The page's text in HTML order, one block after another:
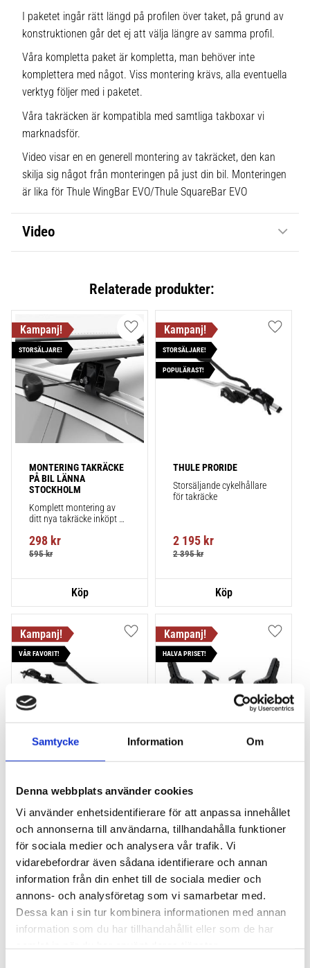
Samtycke Information Om
Denna webbplats använder cookies
Vi använder enhetsidentifierare för att anpassa innehållet
och annonserna till användarna, tillhandahålla funktioner
för sociala medier och analysera vår trafik. Vi
vidarebefordrar även sådana identifierare och annan
information från din enhet till de sociala medier och
annons- och analysföretag som vi samarbetar med.
Dessa kan i sin tur kombinera informationen med annan
information som du har tillhandahållit eller som de har
I paketet ingår rätt längd på profilen över taket, på grund av
konstruktionen går det ej att välja längre av samma profil.
Våra kompletta paket är kompletta, man behöver inte
komplettera med något. Viss montering krävs, alla eventuella
verktyg följer med i paketet.
Våra takräcken är kompatibla med samtliga takboxar vi
marknadsför.
Video visar en en generell montering av takräcket, den kan
skilja sig något från monteringen på just din bil. Monteringen
är lika för Thule WingBar EVO/Thule SquareBar EVO
Video
Relaterade produkter:
MONTERING TAKRÄCKE
PÅ BIL LÄNNA
STOCKHOLM
Komplett montering av
ditt nya takräcke inköpt
montering på din bil.
298 kr
595kr
STORSÄLJARE!
Lägg till i favoriter
THULE PRORIDE
Storsäljande cykelhållare
för takräcke
2 195 kr
2 395kr
STORSÄLJARE!
POPULÄRAST!
Lägg
Storsäljande
takcykelhållare
2 395
2 595 kr
VÅR FAVORIT!
Lägg till i favoriter
Horisontell kajakhållare
1 495 kr
3 145kr
HALVA PRISET!
Lägg
Lägg till i favoriter
POPULÄRAST!